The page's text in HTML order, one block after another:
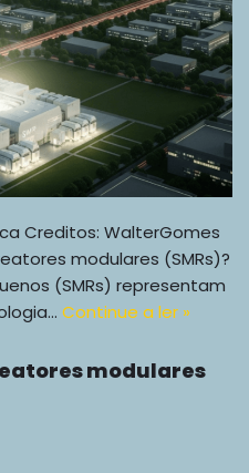
Creditos: WalterGomes
modulares (SMRs)?
(SMRs) representam
Continue a ler »
modulares